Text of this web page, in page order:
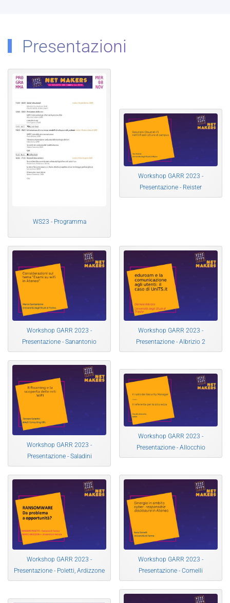
Presentazioni
WS23 - Programma
Workshop GARR 2023 -
Presentazione - Reister
Workshop GARR 2023 -
Presentazione - Sanantonio
Workshop GARR 2023 -
Presentazione - Albrizio 2
Workshop GARR 2023 -
Presentazione - Saladini
Workshop GARR 2023 -
Presentazione - Allocchio
Workshop GARR 2023 -
Presentazione - Poletti, Ardizzone
Workshop GARR 2023 -
Presentazione - Comelli